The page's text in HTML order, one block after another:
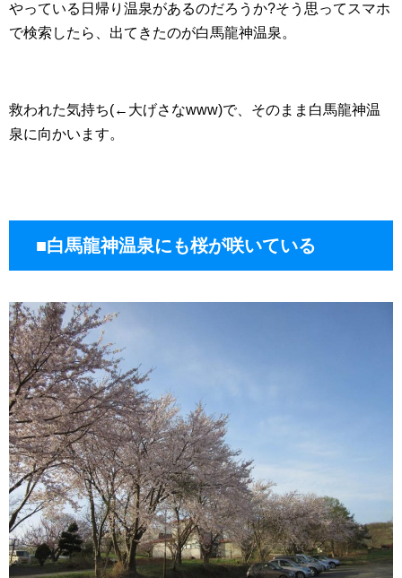
やっている日帰り温泉があるのだろうか?そう思ってスマホ
で検索したら、出てきたのが白馬龍神温泉。
救われた気持ち(←大げさなwww)で、そのまま白馬龍神温
泉に向かいます。
■白馬龍神温泉にも桜が咲いている